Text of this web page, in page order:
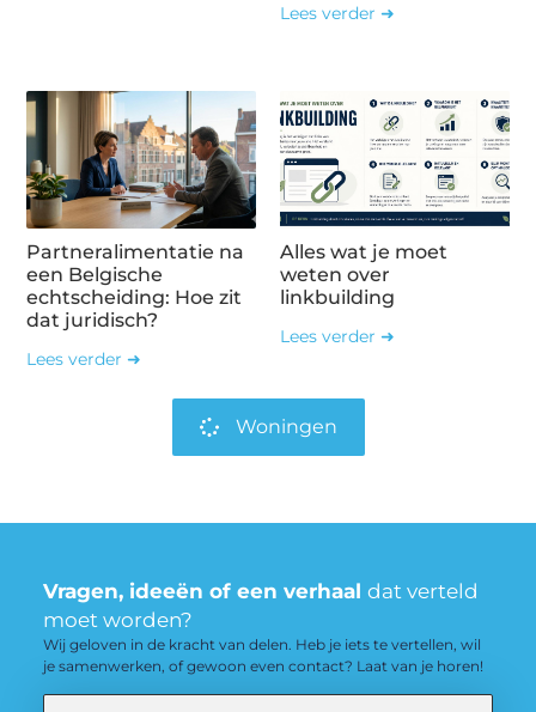
Lees verder ➜
Partneralimentatie na
een Belgische
echtscheiding: Hoe zit
dat juridisch?
Lees verder ➜
Alles wat je moet
weten over
linkbuilding
Lees verder ➜
Woningen
Vragen, ideeën of een verhaal dat verteld
moet worden?
Wij geloven in de kracht van delen. Heb je iets te vertellen, wil
je samenwerken, of gewoon even contact? Laat van je horen!